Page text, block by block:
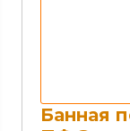
Банная